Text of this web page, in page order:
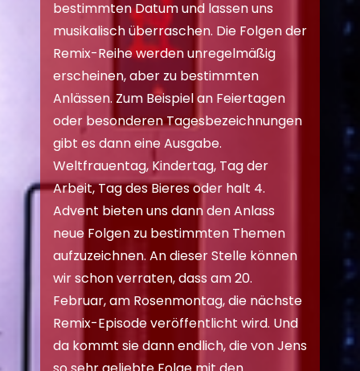
bestimmten Datum und lassen uns
musikalisch überraschen. Die Folgen der
Remix-Reihe werden unregelmäßig
erscheinen, aber zu bestimmten
Anlässen. Zum Beispiel an Feiertagen
oder besonderen Tagesbezeichnungen
gibt es dann eine Ausgabe.
Weltfrauentag, Kindertag, Tag der
Arbeit, Tag des Bieres oder halt 4.
Advent bieten uns dann den Anlass
neue Folgen zu bestimmten Themen
aufzuzeichnen. An dieser Stelle können
wir schon verraten, dass am 20.
Februar, am Rosenmontag, die nächste
Remix-Episode veröffentlicht wird. Und
da kommt sie dann endlich, die von Jens